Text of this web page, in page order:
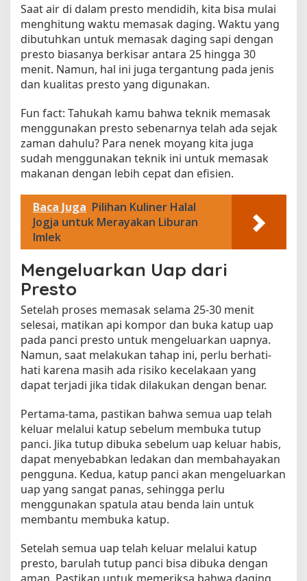
Saat air di dalam presto mendidih, kita bisa mulai
menghitung waktu memasak daging. Waktu yang
dibutuhkan untuk memasak daging sapi dengan
presto biasanya berkisar antara 25 hingga 30
menit. Namun, hal ini juga tergantung pada jenis
dan kualitas presto yang digunakan.
Fun fact: Tahukah kamu bahwa teknik memasak
menggunakan presto sebenarnya telah ada sejak
zaman dahulu? Para nenek moyang kita juga
sudah menggunakan teknik ini untuk memasak
makanan dengan lebih cepat dan efisien.
Baca Juga Pilihan Kuliner Halal
Jogja untuk Merayakan Liburan
Imlek
Mengeluarkan Uap dari
Presto
Setelah proses memasak selama 25-30 menit
selesai, matikan api kompor dan buka katup uap
pada panci presto untuk mengeluarkan uapnya.
Namun, saat melakukan tahap ini, perlu berhati-
hati karena masih ada risiko kecelakaan yang
dapat terjadi jika tidak dilakukan dengan benar.
Pertama-tama, pastikan bahwa semua uap telah
keluar melalui katup sebelum membuka tutup
panci. Jika tutup dibuka sebelum uap keluar habis,
dapat menyebabkan ledakan dan membahayakan
pengguna. Kedua, katup panci akan mengeluarkan
uap yang sangat panas, sehingga perlu
menggunakan spatula atau benda lain untuk
membantu membuka katup.
Setelah semua uap telah keluar melalui katup
presto, barulah tutup panci bisa dibuka dengan